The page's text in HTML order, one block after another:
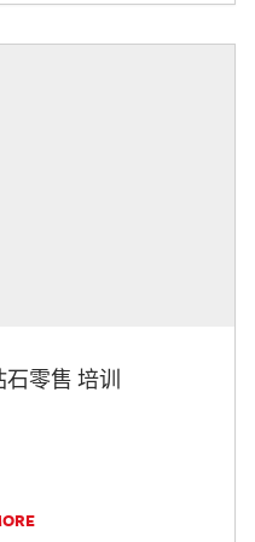
石零售 培训